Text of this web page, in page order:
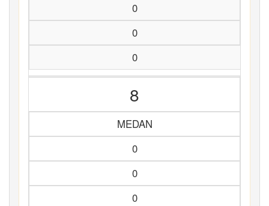
0
0
0
8
MEDAN
0
0
0